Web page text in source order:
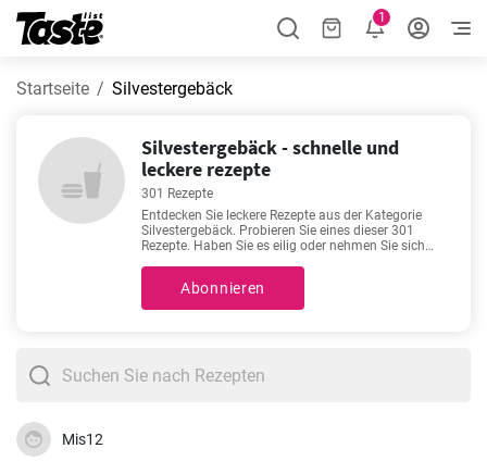
1
Startseite Silvestergebäck
Silvestergebäck - schnelle und
leckere rezepte
301 Rezepte
Entdecken Sie leckere Rezepte aus der Kategorie
Silvestergebäck. Probieren Sie eines dieser 301
Rezepte. Haben Sie es eilig oder nehmen Sie sich
- 720 Minuten. Sie finden zu jedem Rezept genaue
Angaben bezüglich der benötigten Zubereitungszeit.
Küchenmaschine zubereitet nur 5 Zutaten
Fladenbrot Rezept. Na, läuft Ihnen schon das
Abonnieren
Mis12